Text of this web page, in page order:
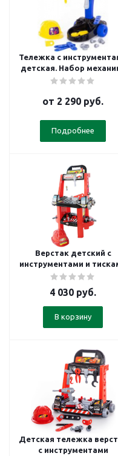
Тележка с
детская. Набор
от 2 290 руб.
Подробнее
Верстак детский с
инструментами и
4 030 руб.
В корзину
Детская тележка
с инструментами